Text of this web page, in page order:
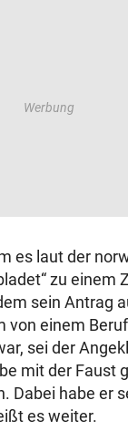
es laut der
zu einem
sein Antrag
von einem
sei der
mit der Faust
Dabei habe er
es weiter.